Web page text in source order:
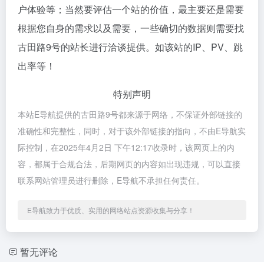
户体验等；当然要评估一个站的价值，最主要还是需要
根据您自身的需求以及需要，一些确切的数据则需要找
古田路9号的站长进行洽谈提供。如该站的IP、PV、跳
出率等！
特别声明
本站E导航提供的古田路9号都来源于网络，不保证外部链接的
准确性和完整性，同时，对于该外部链接的指向，不由E导航实
际控制，在2025年4月2日 下午12:17收录时，该网页上的内
容，都属于合规合法，后期网页的内容如出现违规，可以直接
联系网站管理员进行删除，E导航不承担任何责任。
E导航致力于优质、实用的网络站点资源收集与分享！
暂无评论